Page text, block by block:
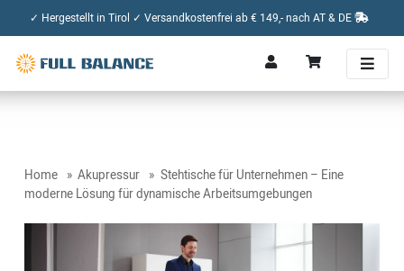
✓ Hergestellt in Tirol ✓ Versandkostenfrei ab € 149,- nach AT & DE
Home Akupressur
Stehtische für Unternehmen – Eine
moderne Lösung für dynamische Arbeitsumgebungen